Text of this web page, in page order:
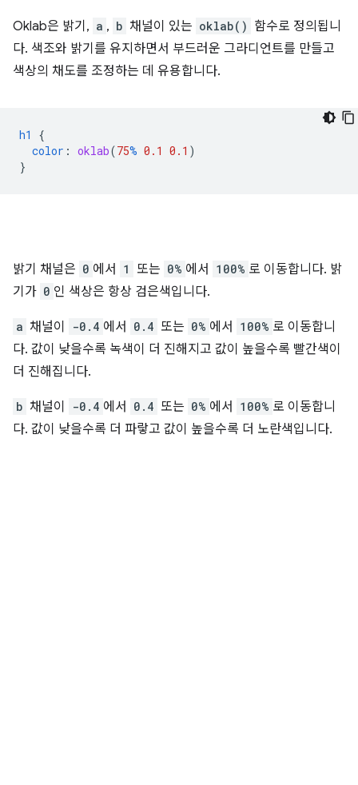
Oklab은 밝기, a , b 채널이 있는 oklab() 함수로 정의됩니
다. 색조와 밝기를 유지하면서 부드러운 그라디언트를 만들고
색상의 채도를 조정하는 데 유용합니다.
h1
{
color : oklab(75% 0.1 0.1 )
}
밝기 채널은 0 에서 1 또는 0% 에서 100% 로 이동합니다. 밝
기가 0 인 색상은 항상 검은색입니다.
a 채널이 -0.4 에서 0.4 또는 0% 에서 100% 로 이동합니
다. 값이 낮을수록 녹색이 더 진해지고 값이 높을수록 빨간색이
더 진해집니다.
b 채널이 -0.4 에서 0.4 또는 0% 에서 100% 로 이동합니
다. 값이 낮을수록 더 파랗고 값이 높을수록 더 노란색입니다.